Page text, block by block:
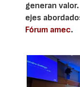
generan
ejes
Fórum amec.